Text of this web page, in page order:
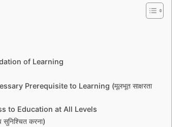
of Learning
Prerequisite to Learning (मूलभूत साक्षरता
to Education at All Levels
सुनिश्चित करना)